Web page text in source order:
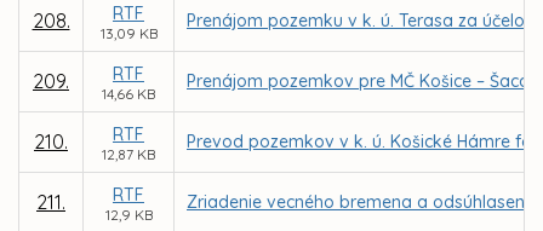
208. RTF
13,09 KB
Prenájom pozemku v k. ú. Terasa za
209. RTF
14,66 KB
Prenájom pozemkov pre MČ Košice – Šaca
210. RTF
12,87 KB
Prevod pozemkov v k. ú. Košické Hámre
211. RTF
12,9 KB
Zriadenie vecného bremena a